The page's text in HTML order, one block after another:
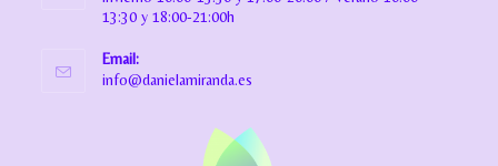
13:30 y 18:00-21:00h
Email:
info@danielamiranda.es